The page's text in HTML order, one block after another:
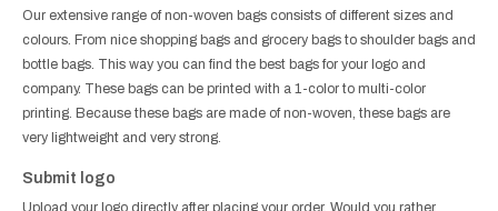
Our extensive range of non-woven bags consists of different sizes and
colours. From nice shopping bags and grocery bags to shoulder bags and
bottle bags. This way you can find the best bags for your logo and
company. These bags can be printed with a 1-color to multi-color
printing. Because these bags are made of non-woven, these bags are
very lightweight and very strong.
Submit logo
Upload your logo directly after placing your order. Would you rather